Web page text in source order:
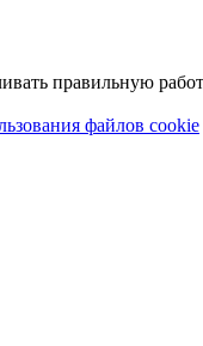
правильную
файлов cookie